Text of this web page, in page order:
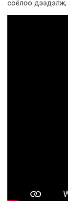
соёлоо дээдэлж,